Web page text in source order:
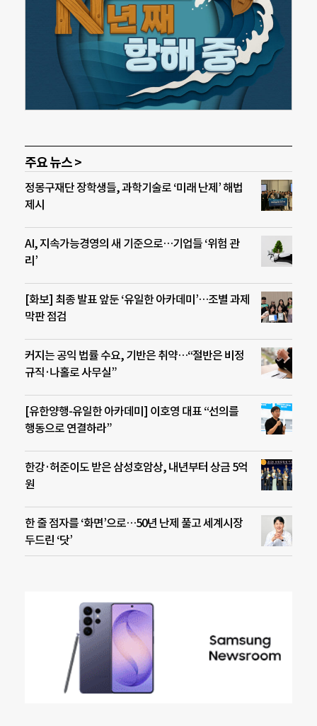
주요 뉴스 >
정몽구재단 장학생들, 과학기술로 ‘미래 난제’ 해법
제시
AI, 지속가능경영의 새 기준으로…기업들 ‘위험 관
리’
[화보] 최종 발표 앞둔 ‘유일한 아카데미’…조별 과제
막판 점검
커지는 공익 법률 수요, 기반은 취약…“절반은 비정
규직·나홀로 사무실”
[유한양행-유일한 아카데미] 이호영 대표 “선의를
행동으로 연결하라”
한강·허준이도 받은 삼성호암상, 내년부터 상금 5억
원
한 줄 점자를 ‘화면’으로…50년 난제 풀고 세계시장
두드린 ‘닷’